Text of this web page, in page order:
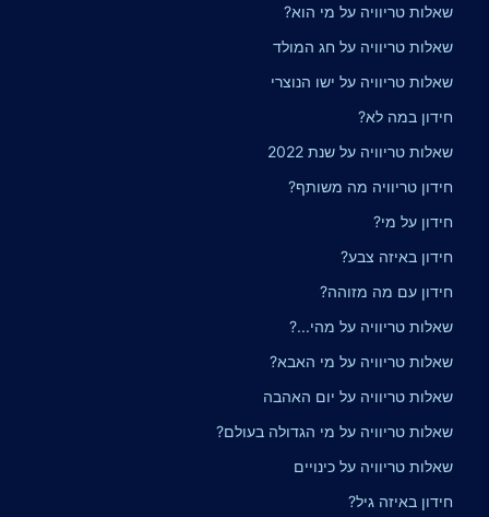
שאלות טריוויה על מי הוא?
שאלות טריוויה על חג המולד
שאלות טריוויה על ישו הנוצרי
חידון במה לא?
שאלות טריוויה על שנת 2022
חידון טריוויה מה משותף?
חידון על מי?
חידון באיזה צבע?
חידון עם מה מזוהה?
שאלות טריוויה על מהי...?
שאלות טריוויה על מי האבא?
שאלות טריוויה על יום האהבה
שאלות טריוויה על מי הגדולה בעולם?
שאלות טריוויה על כינויים
חידון באיזה גיל?